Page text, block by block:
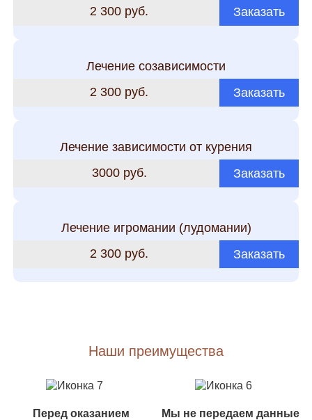
2 300 руб. Заказать
Лечение созависимости
2 300 руб.
Заказать
Лечение зависимости от курения
3000 руб.
Заказать
Лечение игромании (лудомании)
2 300 руб.
Заказать
Наши преимущества
Перед оказанием
Мы не передаем данные